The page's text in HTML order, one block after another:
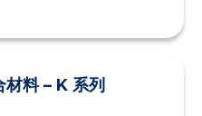
料 – K 系列